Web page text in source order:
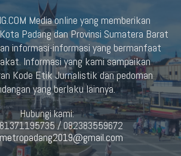
Media online yang memberikan
Padang dan Provinsi Sumatera Barat
informasi-informasi yang bermanfaat
Informasi yang kami sampaikan
Kode Etik Jurnalistik dan pedoman
yang berlaku lainnya.
Hubungi kami:
/ 082383559672
metropadang2019@gmail.com